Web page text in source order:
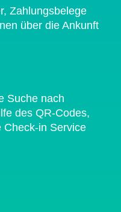
Zahlungsbelege
über die Ankunft
Suche nach
des QR-Codes,
Check-in Service